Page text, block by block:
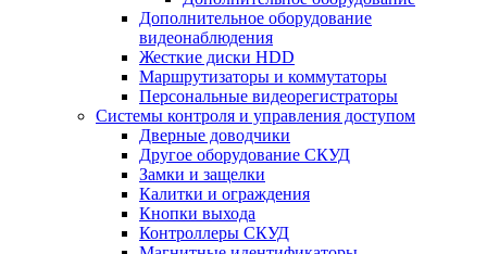
Дополнительное оборудование
видеонаблюдения
Жесткие диски HDD
Маршрутизаторы и коммутаторы
Персональные видеорегистраторы
Системы контроля и управления доступом
Дверные доводчики
Другое оборудование СКУД
Замки и защелки
Калитки и ограждения
Кнопки выхода
Контроллеры СКУД